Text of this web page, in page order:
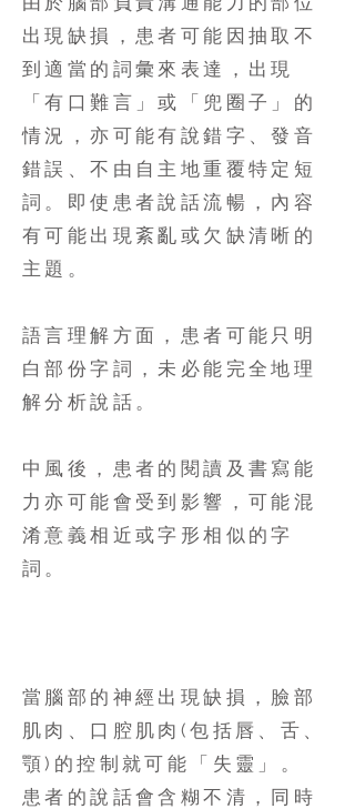
出現缺損，患者可能因抽取不
到適當的詞彙來表達，出現
「有口難言」或「兜圈子」的
情況，亦可能有說錯字、發音
錯誤、不由自主地重覆特定短
詞。即使患者說話流暢，內容
有可能出現紊亂或欠缺清晰的
主題。
語言理解方面，患者可能只明
白部份字詞，未必能完全地理
解分析說話。
中風後，患者的閱讀及書寫能
力亦可能會受到影響，可能混
淆意義相近或字形相似的字
詞。
當腦部的神經出現缺損，臉部
肌肉、口腔肌肉(包括唇、舌、
顎)的控制就可能「失靈」。
患者的說話會含糊不清，同時